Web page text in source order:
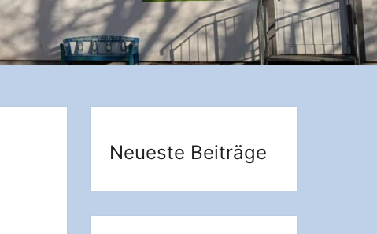
Neueste Beiträge